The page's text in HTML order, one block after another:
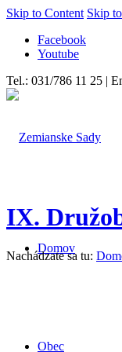
Skip to Content Skip
Facebook
Youtube
Tel.: 031/786 11 25 |
Domov
Obec
IX.
Nachádzate sa tu: